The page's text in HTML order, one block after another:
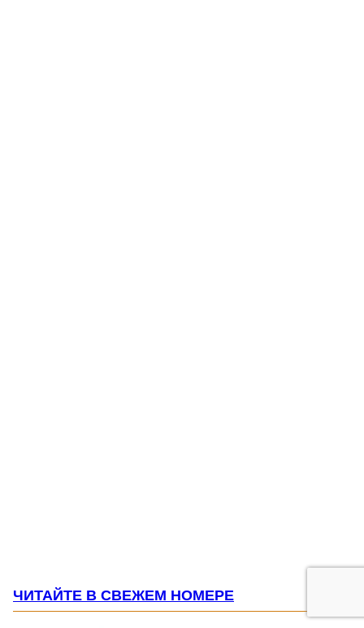
ЧИТАЙТЕ В СВЕЖЕМ НОМЕРЕ